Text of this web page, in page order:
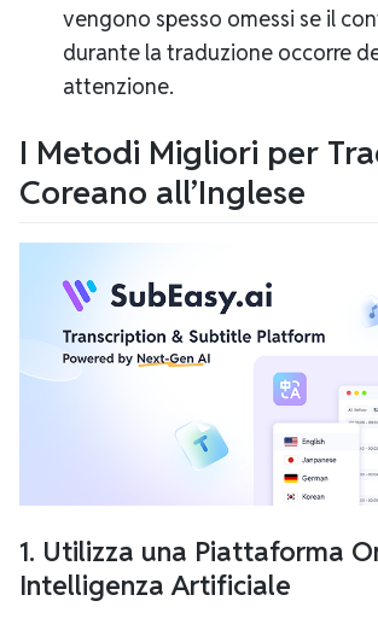
vengono spesso omessi se il
durante la traduzione occorre
attenzione.
I Metodi Migliori per
Coreano all’Inglese
1. Utilizza una Piattaforma
Intelligenza Artificiale